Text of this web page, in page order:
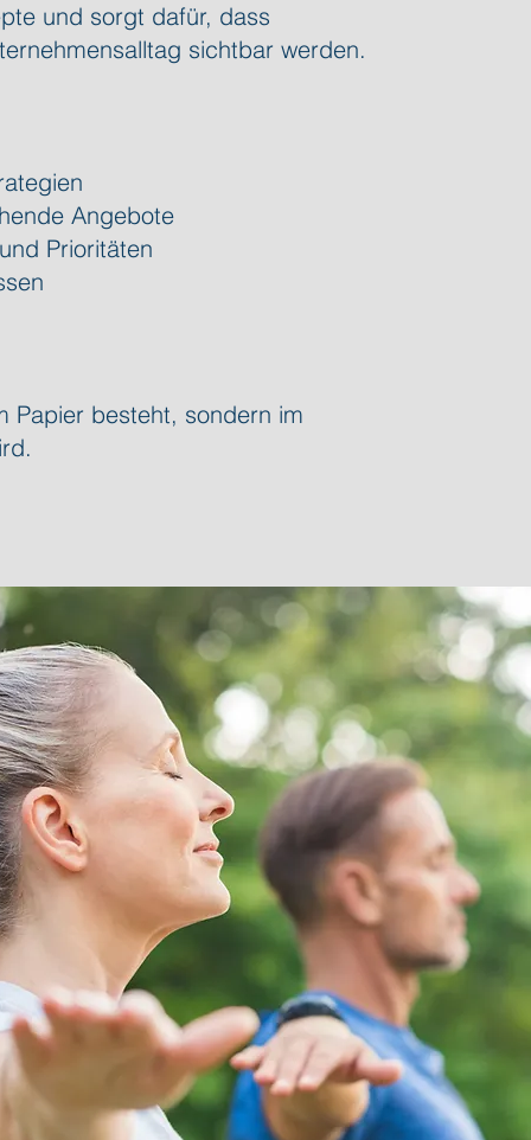
und sorgt dafür, dass
sichtbar werden.
Angebote
Prioritäten
Papier besteht, sondern im